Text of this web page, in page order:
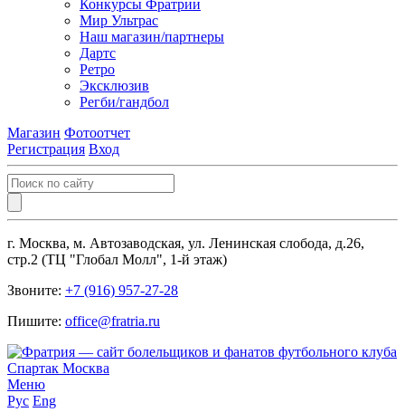
Конкурсы Фратрии
Мир Ультрас
Наш магазин/партнеры
Дартс
Ретро
Эксклюзив
Регби/гандбол
Магазин Фотоотчет
Регистрация Вход
г. Москва, м. Автозаводская, ул. Ленинская слобода, д.26,
стр.2 (ТЦ "Глобал Молл", 1-й этаж)
Звоните: +7 (916) 957-27-28
Пишите: office@fratria.ru
Меню
Рус Eng